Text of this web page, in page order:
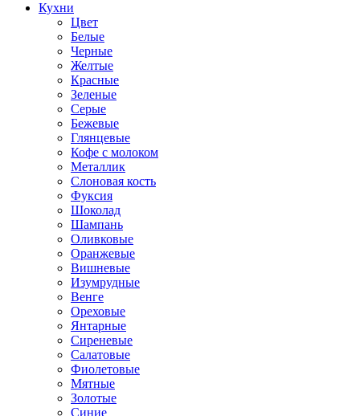
Кухни
Цвет
Белые
Черные
Желтые
Красные
Зеленые
Серые
Бежевые
Глянцевые
Кофе с молоком
Металлик
Слоновая кость
Фуксия
Шоколад
Шампань
Оливковые
Оранжевые
Вишневые
Изумрудные
Венге
Ореховые
Янтарные
Сиреневые
Салатовые
Фиолетовые
Мятные
Золотые
Синие